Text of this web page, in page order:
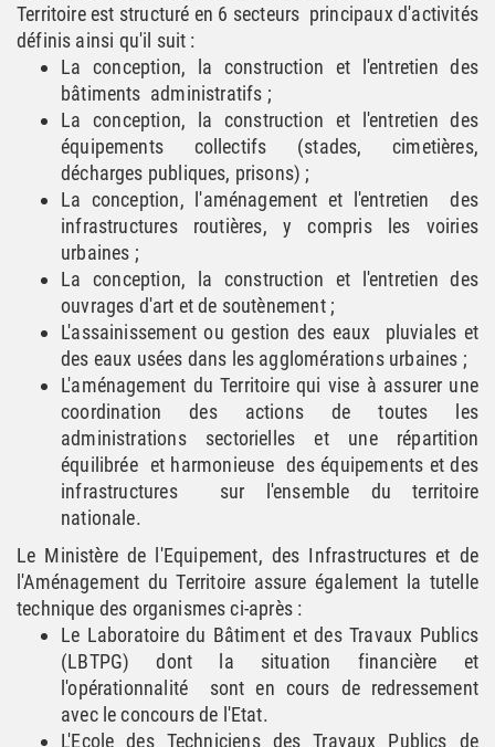
Territoire est structuré en 6 secteurs principaux d'activités
définis ainsi qu'il suit :
La conception, la construction et l'entretien des
bâtiments administratifs ;
La conception, la construction et l'entretien des
équipements collectifs (stades, cimetières,
décharges publiques, prisons) ;
La conception, l'aménagement et l'entretien des
infrastructures routières, y compris les voiries
urbaines ;
La conception, la construction et l'entretien des
ouvrages d'art et de soutènement ;
L'assainissement ou gestion des eaux pluviales et
des eaux usées dans les agglomérations urbaines ;
L'aménagement du Territoire qui vise à assurer une
coordination des actions de toutes les
administrations sectorielles et une répartition
équilibrée et harmonieuse des équipements et des
infrastructures sur l'ensemble du territoire
nationale.
Le Ministère de l'Equipement, des Infrastructures et de
l'Aménagement du Territoire assure également la tutelle
technique des organismes ci-après :
Le Laboratoire du Bâtiment et des Travaux Publics
(LBTPG) dont la situation financière et
l'opérationnalité sont en cours de redressement
avec le concours de l'Etat.
L'Ecole des Techniciens des Travaux Publics de